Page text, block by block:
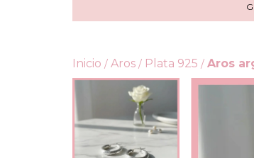
Inicio / Aros / Plata 925 / Aros